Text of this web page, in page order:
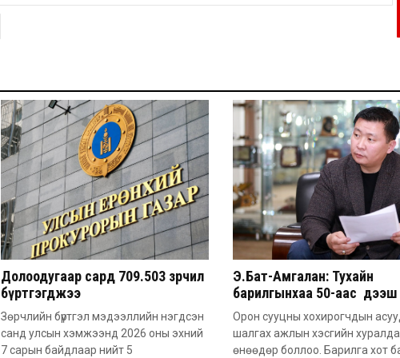
Долоодугаар сард 709.503 зөрчил
бүртгэгджээ
Зөрчлийн бүртгэл мэдээллийн нэгдсэн
санд улсын хэмжээнд 2026 оны эхний
7 сарын байдлаар нийт 5
Э.Бат-Амгалан: Тухайн
барилгынхаа 50-аас дээш
барьсан тохиолдолд
захиалга авдаг болгоно
Орон сууцны хохирогчдын
шалгах ажлын хэсгийн
өнөөдөр боллоо. Барилга хот